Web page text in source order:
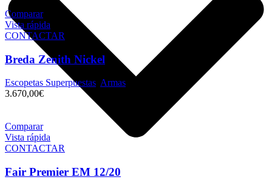
Comparar
Vista rápida
CONTACTAR
Breda Zenith Nickel
Escopetas Superpuestas Armas
3.670,00€
Comparar
Vista rápida
CONTACTAR
Fair Premier EM 12/20